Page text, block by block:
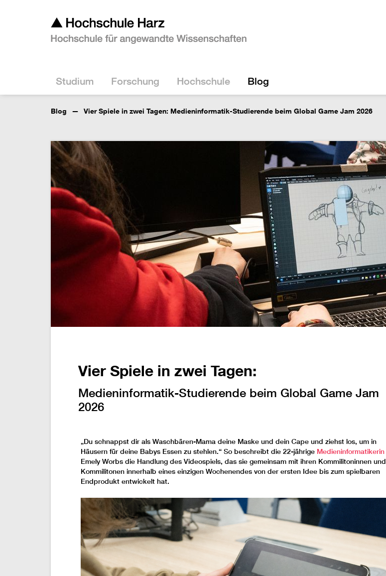
Studium Forschung Hochschule Blog
Blog Vier Spiele in zwei Tagen: Medieninformatik-Studierende beim Global Game Jam 2026
Vier Spiele in zwei Tagen:
Medieninformatik-Studierende beim Global Game Jam
2026
„Du schnappst dir als Waschbären-Mama deine Maske und dein Cape und ziehst los, um in
Häusern für deine Babys Essen zu stehlen.“ So beschreibt die 22-jährige Medieninformatikerin
Emely Worbs die Handlung des Videospiels, das sie gemeinsam mit ihren Kommilitoninnen und
Kommilitonen innerhalb eines einzigen Wochenendes von der ersten Idee bis zum spielbaren
Endprodukt entwickelt hat.